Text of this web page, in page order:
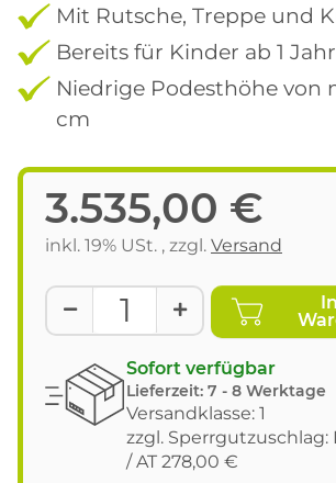
Mit Rutsche, Treppe und
Bereits für Kinder ab 1
Niedrige Podesthöhe von
cm
3.535,00 €
inkl. 19% USt. , zzgl. Versand
Sofort verfügbar
Lieferzeit: 7 - 8 Werktage
Versandklasse: 1
zzgl. Sperrgutzuschlag:
/ AT 278,00 €